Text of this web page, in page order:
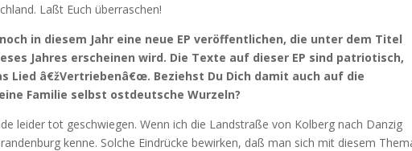
Laßt Euch überraschen!
in diesem Jahr eine neue EP veröffentlichen, die unter dem Titel
Jahres erscheinen wird. Die Texte auf dieser EP sind patriotisch,
Lied â€žVertriebenâ€œ. Beziehst Du Dich damit auch auf die
Familie selbst ostdeutsche Wurzeln?
leider tot geschwiegen. Wenn ich die Landstraße von Kolberg nach Danzig
kenne. Solche Eindrücke bewirken, daß man sich mit diesem